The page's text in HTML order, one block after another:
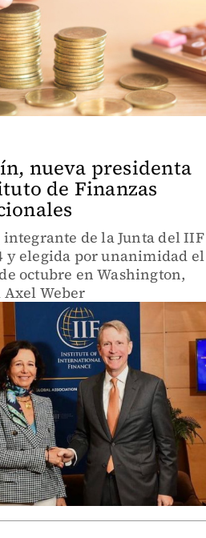
nueva presidenta
de Finanzas
de la Junta del IIF
y elegida por unanimidad el
octubre en Washington,
Axel Weber